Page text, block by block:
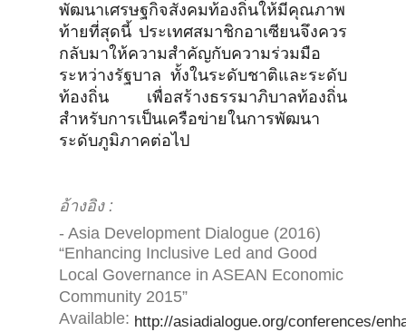
พัฒนาเศรษฐกิจสังคมท้องถิ่นให้มีคุณภาพ
ท้ายที่สุดนี้ ประเทศสมาชิกอาเซียนจึงควร
กลับมาให้ความสำคัญกับความร่วมมือ
ระหว่างรัฐบาล ทั้งในระดับชาติและระดับ
ท้องถิ่น เพื่อสร้างธรรมาภิบาลท้องถิ่น
สำหรับการเป็นเครือข่ายในการพัฒนา
ระดับภูมิภาคต่อไป
อ้างอิง :
- Asia Development Dialogue (2016)
“Enhancing Inclusive Led and Good
Local Governance in ASEAN Economic
Community 2015”
Available: http://asiadialogue.org/conferences/